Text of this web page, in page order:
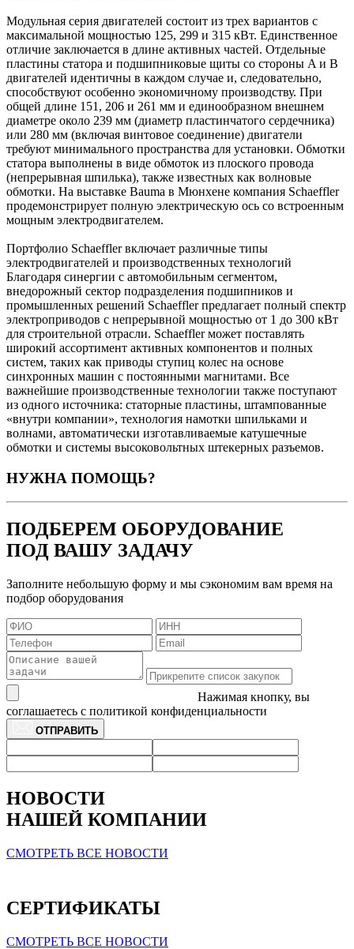
Модульная серия двигателей состоит из трех вариантов с
максимальной мощностью 125, 299 и 315 кВт. Единственное
отличие заключается в длине активных частей. Отдельные
пластины статора и подшипниковые щиты со стороны A и B
двигателей идентичны в каждом случае и, следовательно,
способствуют особенно экономичному производству. При
общей длине 151, 206 и 261 мм и единообразном внешнем
диаметре около 239 мм (диаметр пластинчатого сердечника)
или 280 мм (включая винтовое соединение) двигатели
требуют минимального пространства для установки. Обмотки
статора выполнены в виде обмоток из плоского провода
(непрерывная шпилька), также известных как волновые
обмотки. На выставке Bauma в Мюнхене компания Schaeffler
продемонстрирует полную электрическую ось со встроенным
мощным электродвигателем.
Портфолио Schaeffler включает различные типы
электродвигателей и производственных технологий
Благодаря синергии с автомобильным сегментом,
внедорожный сектор подразделения подшипников и
промышленных решений Schaeffler предлагает полный спектр
электроприводов с непрерывной мощностью от 1 до 300 кВт
для строительной отрасли. Schaeffler может поставлять
широкий ассортимент активных компонентов и полных
систем, таких как приводы ступиц колес на основе
синхронных машин с постоянными магнитами. Все
важнейшие производственные технологии также поступают
из одного источника: статорные пластины, штампованные
«внутри компании», технология намотки шпильками и
волнами, автоматически изготавливаемые катушечные
обмотки и системы высоковольтных штекерных разъемов.
НУЖНА ПОМОЩЬ?
ПОДБЕРЕМ ОБОРУДОВАНИЕ
ПОД ВАШУ ЗАДАЧУ
Заполните небольшую форму и мы сэкономим вам время на
подбор оборудования
Нажимая кнопку, вы
соглашаетесь с политикой конфиденциальности
ОТПРАВИТЬ
НОВОСТИ
НАШЕЙ КОМПАНИИ
СМОТРЕТЬ ВСЕ НОВОСТИ
СЕРТИФИКАТЫ
СМОТРЕТЬ ВСЕ НОВОСТИ